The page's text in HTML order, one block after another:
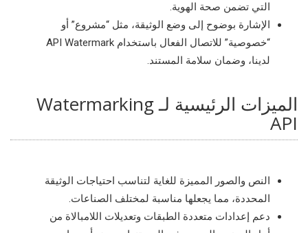
التي تضمن صحة الهوية.
الإشارة بوضوح إلى وضع الوثيقة، مثل “مشروع” أو
“خصوصية” للاتصال الفعال باستخدام API Watermark
لدينا، وضمان سلامة المستند.
الميزات الرئيسية لـ Watermarking
API
النص والصور المميزة للغاية لتناسب احتياجات الوثيقة
المحددة، مما يجعلها مناسبة لمختلف الصناعات.
دعم إعدادات متعددة الطبقات وتعديلات اللامبالاة من